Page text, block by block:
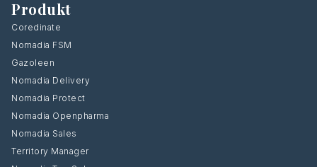
Produkt
Coredinate
Nomadia FSM
Gazoleen
Nomadia Delivery
Nomadia Protect
Nomadia Openpharma
Nomadia Sales
Territory Manager